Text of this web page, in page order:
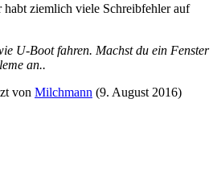
ziemlich viele Schreibfehler auf
U-Boot fahren. Machst du ein Fenster
an..
von Milchmann (9. August 2016)